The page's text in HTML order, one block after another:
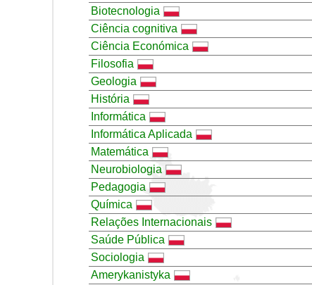
Biotecnologia
Ciência cognitiva
Ciência Económica
Filosofia
Geologia
História
Informática
Informática Aplicada
Matemática
Neurobiologia
Pedagogia
Química
Relações Internacionais
Saúde Pública
Sociologia
Amerykanistyka